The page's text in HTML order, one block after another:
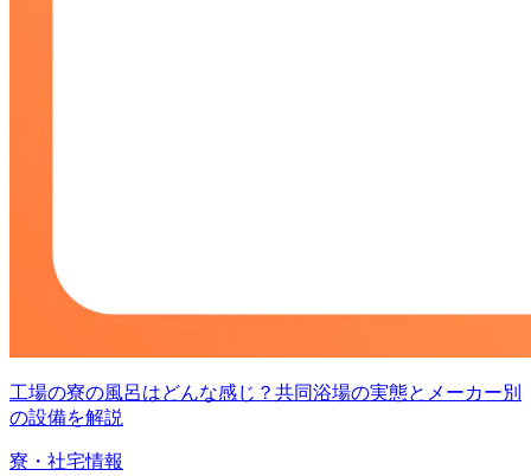
工場の寮の風呂はどんな感じ？共同浴場の実態とメーカー別
の設備を解説
寮・社宅情報